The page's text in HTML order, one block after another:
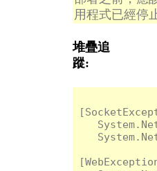
用程式已經停
堆疊追
蹤: